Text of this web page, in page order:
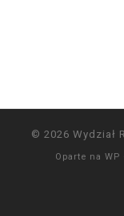
© 2026 Wydział
Oparte na WP